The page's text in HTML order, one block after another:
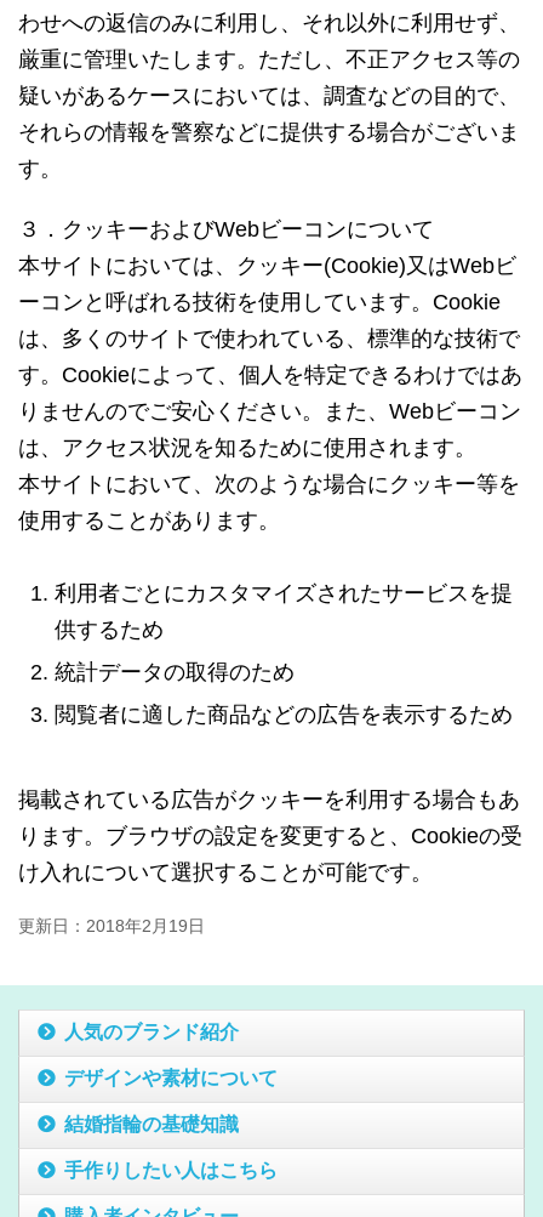
わせへの返信のみに利用し、それ以外に利用せず、
厳重に管理いたします。ただし、不正アクセス等の
疑いがあるケースにおいては、調査などの目的で、
それらの情報を警察などに提供する場合がございま
す。
３．クッキーおよびWebビーコンについて
本サイトにおいては、クッキー(Cookie)又はWebビ
ーコンと呼ばれる技術を使用しています。Cookie
は、多くのサイトで使われている、標準的な技術で
す。Cookieによって、個人を特定できるわけではあ
りませんのでご安心ください。また、Webビーコン
は、アクセス状況を知るために使用されます。
本サイトにおいて、次のような場合にクッキー等を
使用することがあります。
利用者ごとにカスタマイズされたサービスを提
供するため
統計データの取得のため
閲覧者に適した商品などの広告を表示するため
掲載されている広告がクッキーを利用する場合もあ
ります。ブラウザの設定を変更すると、Cookieの受
け入れについて選択することが可能です。
更新日： 2018年2月19日
人気のブランド紹介
デザインや素材について
結婚指輪の基礎知識
手作りしたい人はこちら